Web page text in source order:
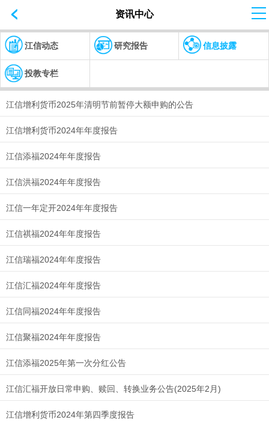
资讯中心
江信动态 研究报告 信息披露
投教专栏
江信增利货币2025年清明节前暂停大额申购的公告
江信增利货币2024年年度报告
江信添福2024年年度报告
江信洪福2024年年度报告
江信一年定开2024年年度报告
江信祺福2024年年度报告
江信瑞福2024年年度报告
江信汇福2024年年度报告
江信同福2024年年度报告
江信聚福2024年年度报告
江信添福2025年第一次分红公告
江信汇福开放日常申购、赎回、转换业务公告(2025年2月)
江信增利货币2024年第四季度报告